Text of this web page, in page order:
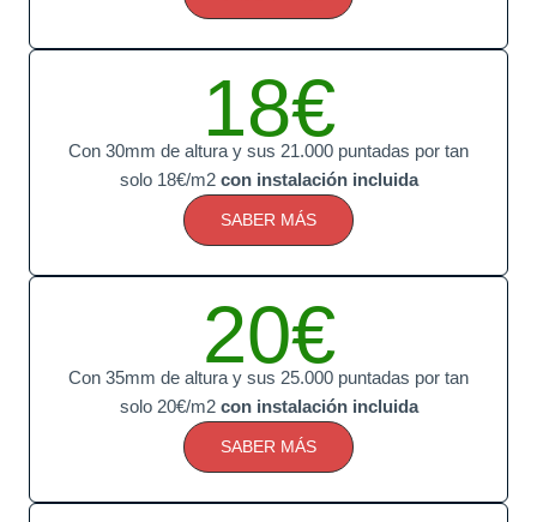
18€
Con 30mm de altura y sus 21.000 puntadas por tan
solo 18€/m2 con instalación incluida
SABER MÁS
20€
Con 35mm de altura y sus 25.000 puntadas por tan
solo 20€/m2 con instalación incluida
SABER MÁS